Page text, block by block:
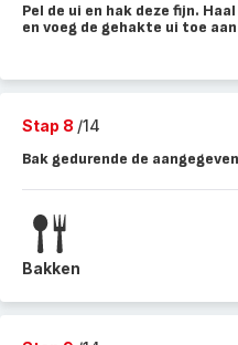
Pel de ui en hak deze fijn.
en voeg de gehakte ui toe
Stap 8 /14
Bak gedurende de
Bakken